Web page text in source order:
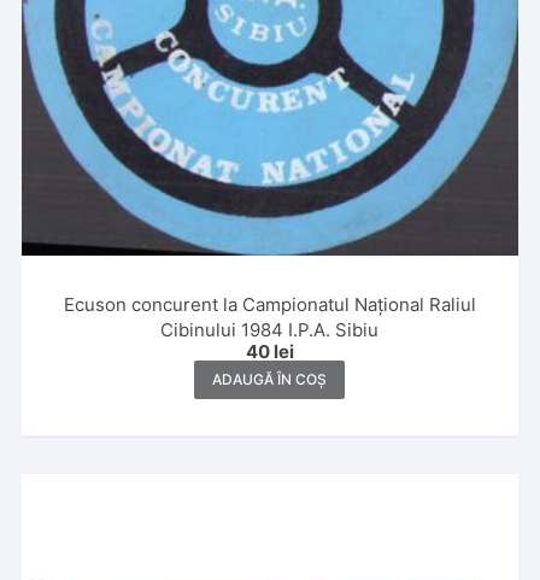
Ecuson concurent la Campionatul Național Raliul
Cibinului 1984 I.P.A. Sibiu
40 lei
ADAUGĂ ÎN COȘ